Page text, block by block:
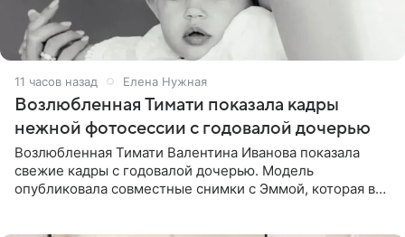
11 часов назад Елена Нужная
Возлюбленная Тимати показала кадры
нежной фотосессии с годовалой дочерью
Возлюбленная Тимати Валентина Иванова показала
свежие кадры с годовалой дочерью. Модель
опубликовала совместные снимки с Эммой, которая в